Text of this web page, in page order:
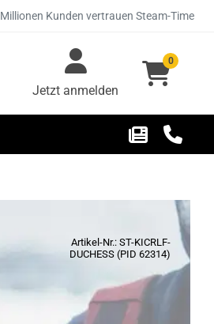
Kunden vertrauen Steam-Time
Jetzt anmelden
0
Artikel-Nr.: ST-KICRLF-
DUCHESS (PID 62314)